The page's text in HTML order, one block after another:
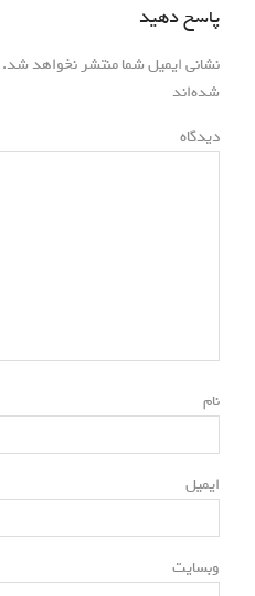
ن
و
ت
p
s
s
t
پاسخ دهید
نشانی ایمیل شما منتشر نخواهد شد.
شده‌اند
دیدگاه
نام*
ایمیل*
وبسایت